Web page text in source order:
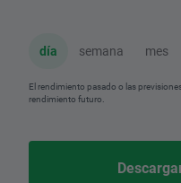
día semana mes
El rendimiento pasado o las
rendimiento futuro.